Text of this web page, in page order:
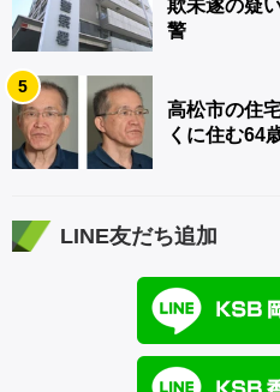
欺未遂の疑
警
5
高松市の住
くに住む64
LINE友だち追加